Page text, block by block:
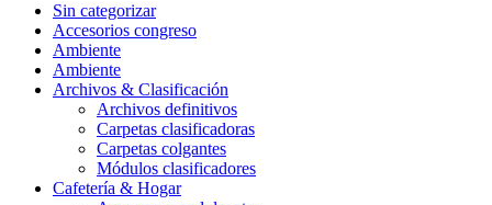
Sin categorizar
Accesorios congreso
Ambiente
Ambiente
Archivos & Clasificación
Archivos definitivos
Carpetas clasificadoras
Carpetas colgantes
Módulos clasificadores
Cafetería & Hogar